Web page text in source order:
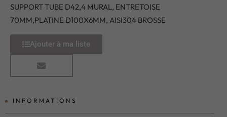
SUPPORT TUBE D42,4 MURAL, ENTRETOISE
70MM,PLATINE D100X6MM, AISI304 BROSSE
Ajouter à ma liste
INFORMATIONS